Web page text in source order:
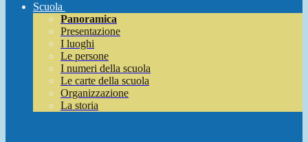
Scuola
Panoramica
Presentazione
I luoghi
Le persone
I numeri della scuola
Le carte della scuola
Organizzazione
La storia